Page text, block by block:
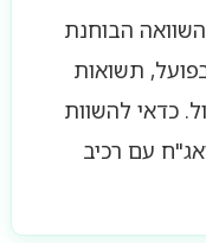
הבוחנת
תשואות
כדאי להשוות
עם רכיב